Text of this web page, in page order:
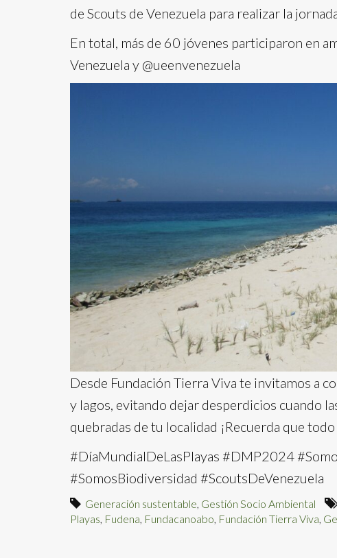
de Scouts de Venezuela para realizar la
En total, más de 60 jóvenes participaron en
Venezuela y @ueenvenezuela
Desde Fundación Tierra Viva te invitamos a
y lagos, evitando dejar desperdicios cuando
quebradas de tu localidad ¡Recuerda que
#DíaMundialDeLasPlayas #DMP2024
#SomosBiodiversidad #ScoutsDeVenezuela
Generación sustentable Gestión Socio Ambiental
Playas Fudena Fundacanoabo Fundación Tierra Viva